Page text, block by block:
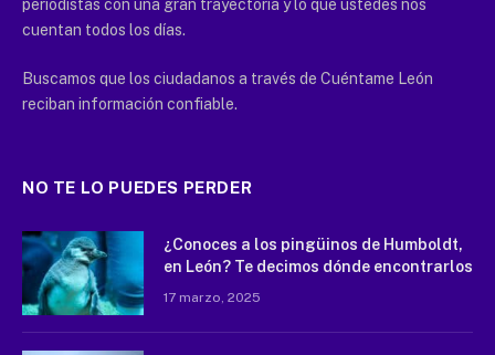
periodistas con una gran trayectoria y lo que ustedes nos
cuentan todos los días.
Buscamos que los ciudadanos a través de Cuéntame León
reciban información confiable.
NO TE LO PUEDES PERDER
¿Conoces a los pingüinos de Humboldt,
en León? Te decimos dónde encontrarlos
17 marzo, 2025